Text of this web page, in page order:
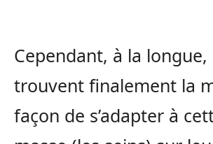
Cependant, à la longue,
trouvent finalement la
façon de s’adapter à